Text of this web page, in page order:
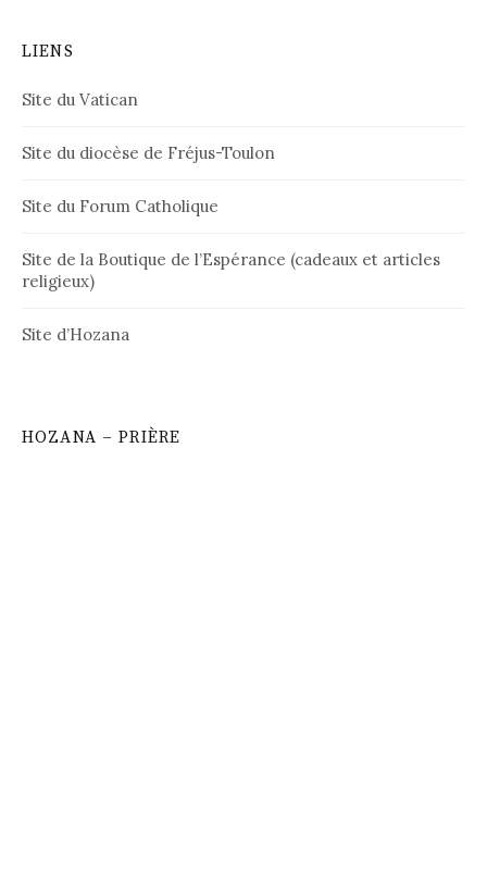
LIENS
Site du Vatican
Site du diocèse de Fréjus-Toulon
Site du Forum Catholique
Site de la Boutique de l’Espérance (cadeaux et articles
religieux)
Site d’Hozana
HOZANA – PRIÈRE